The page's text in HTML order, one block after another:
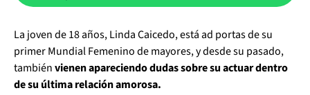
La joven de 18 años, Linda Caicedo, está ad portas de su
primer Mundial Femenino de mayores, y desde su pasado,
tambiénvienen apareciendo dudas sobre su actuar dentro
de su última relación amorosa.